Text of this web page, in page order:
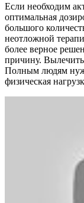
Если необходим
оптимальная
большого
неотложной
более верное
причину.
Полным людям
физическая